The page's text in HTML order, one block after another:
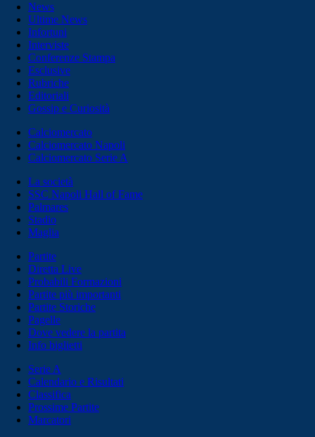
News
Ultime News
Infortuni
Interviste
Conferenze Stampa
Esclusive
Rubriche
Editoriali
Gossip e Curiosità
Calciomercato
Calciomercato Napoli
Calciomercato Serie A
La società
SSC Napoli Hall of Fame
Palmares
Stadio
Maglia
Partite
Diretta Live
Probabili Formazioni
Partite più importanti
Partite Storiche
Pagelle
Dove vedere la partita
Info biglietti
Serie A
Calendario e Risultati
Classifica
Prossime Partite
Marcatori